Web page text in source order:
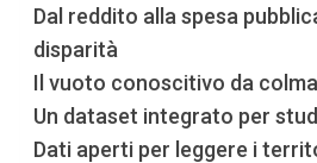
Dal reddito alla spesa
disparità
Il vuoto conoscitivo da
Un dataset integrato per
Dati aperti per leggere i